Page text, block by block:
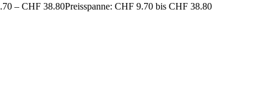
– CHF 38.80Preisspanne: CHF 9.70 bis CHF 38.80